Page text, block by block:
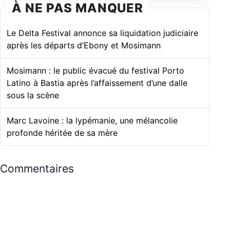
À NE PAS MANQUER
Le Delta Festival annonce sa liquidation judiciaire
après les départs d’Ebony et Mosimann
Mosimann : le public évacué du festival Porto
Latino à Bastia après l’affaissement d’une dalle
sous la scène
Marc Lavoine : la lypémanie, une mélancolie
profonde héritée de sa mère
Commentaires